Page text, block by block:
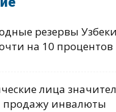
резервы
на 10 процентов
лица
продажу инвалюты